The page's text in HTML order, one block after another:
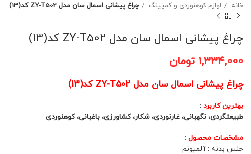
خانه لوازم کوهنوردی و کمپینگ چراغ پیشانی اسمال سان مدل ZY-T502 کد(13)
چراغ پیشانی اسمال سان مدل ZY-T502 کد(13)
۱,۳۳۴,۰۰۰ تومان
چراغ پیشانی اسمال سان مدل ZY-T502 کد(13)
بهترین کاربرد :
طبیعتگردی، نگهبانی، غارنوردی، شکار، کشاورزی، باغبانی، کوهنوردی
مشخصات محصول :
جنس بدنه : آلمیونم